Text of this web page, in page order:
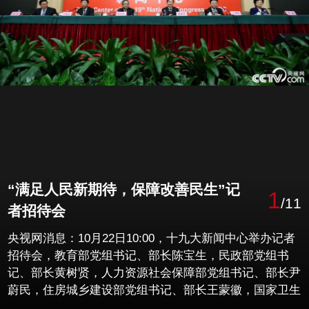
“满足人民新期待，保障改善民生”记
者招待会
1/11
央视网消息：10月22日10:00，十九大新闻中心举办记者
招待会，教育部党组书记、部长陈宝生，民政部党组书
记、部长黄树贤，人力资源社会保障部党组书记、部长尹
蔚民，住房城乡建设部党组书记、部长王蒙徽，国家卫生